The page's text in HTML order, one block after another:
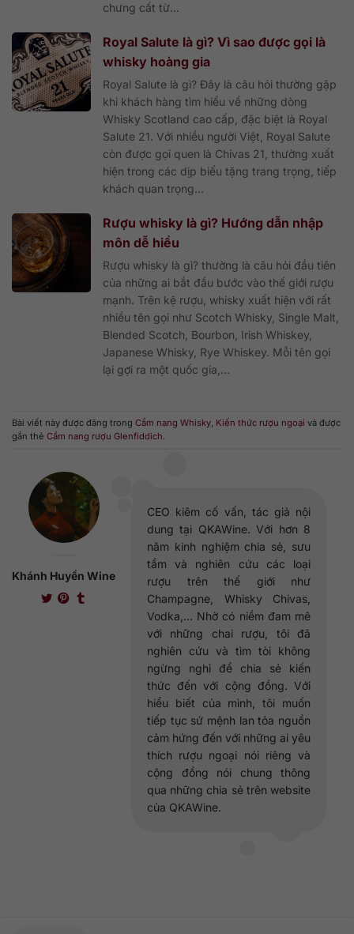
chưng cất từ...
Royal Salute là gì? Vì sao được gọi là
whisky hoàng gia
Royal Salute là gì? Đây là câu hỏi thường gặp
khi khách hàng tìm hiểu về những dòng
Whisky Scotland cao cấp, đặc biệt là Royal
Salute 21. Với nhiều người Việt, Royal Salute
còn được gọi quen là Chivas 21, thường xuất
hiện trong các dịp biếu tặng trang trọng, tiếp
khách quan trọng...
Rượu whisky là gì? Hướng dẫn nhập
môn dễ hiểu
Rượu whisky là gì? thường là câu hỏi đầu tiên
của những ai bắt đầu bước vào thế giới rượu
mạnh. Trên kệ rượu, whisky xuất hiện với rất
nhiều tên gọi như Scotch Whisky, Single Malt,
Blended Scotch, Bourbon, Irish Whiskey,
Japanese Whisky, Rye Whiskey. Mỗi tên gọi
lại gợi ra một quốc gia,...
Bài viết này được đăng trong Cẩm nang Whisky Kiến thức rượu ngoại và được
gắn thẻ Cẩm nang rượu Glenfiddich.
Khánh Huyền Wine
CEO kiêm cố vấn, tác giả nội
dung tại QKAWine. Với hơn 8
năm kinh nghiệm chia sẻ, sưu
tầm và nghiên cứu các loại
rượu trên thế giới như
Champagne, Whisky Chivas,
Vodka,... Nhờ có niềm đam mê
với những chai rượu, tôi đã
nghiên cứu và tìm tòi không
ngừng nghỉ để chia sẻ kiến
thức đến với cộng đồng. Với
hiểu biết của mình, tôi muốn
tiếp tục sứ mệnh lan tỏa nguồn
cảm hứng đến với những ai yêu
thích rượu ngoại nói riêng và
cộng đồng nói chung thông
qua những chia sẻ trên website
của QKAWine.